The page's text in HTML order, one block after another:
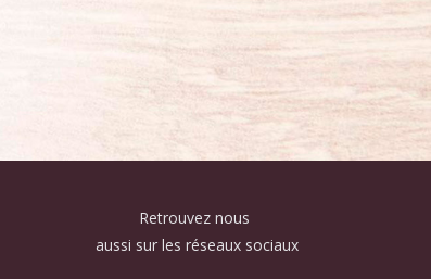
Retrouvez nous
aussi sur les réseaux sociaux